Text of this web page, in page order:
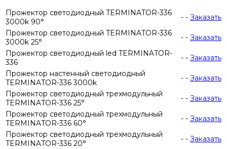
Прожектор светодиодный TERMINATOR-336
3000k 90°
- - Заказать
Прожектор светодиодный TERMINATOR-336
3000k 25°
- - Заказать
Прожектор светодиодный led TERMINATOR-
336
- - Заказать
Прожектор настенный светодиодный
TERMINATOR-336 3000k
- - Заказать
Прожектор светодиодный трехмодульный
TERMINATOR-336 25°
- - Заказать
Прожектор светодиодный трехмодульный
TERMINATOR-336 60°
- - Заказать
Прожектор светодиодный трехмодульный
TERMINATOR-336 20°
- - Заказать